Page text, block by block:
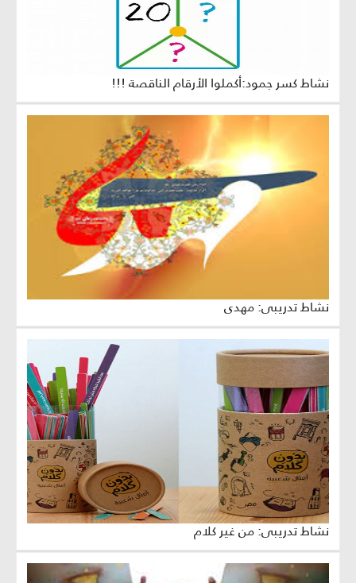
نشاط كسر جمود:أكملوا الأرقام الناقصة !!!
نشاط تدريبي: مهدي
نشاط تدريبي: من غير كلام